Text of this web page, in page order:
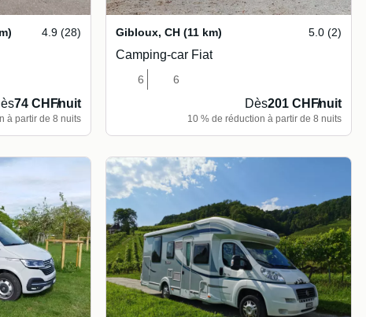
4.9 (28)
74 CHF/nuit
à partir de 8 nuits
Gibloux, CH (11 km) 5.0 (2)
Camping-car Fiat
6 6
Dès201 CHF/nuit
10 % de réduction à partir de 8 nuits